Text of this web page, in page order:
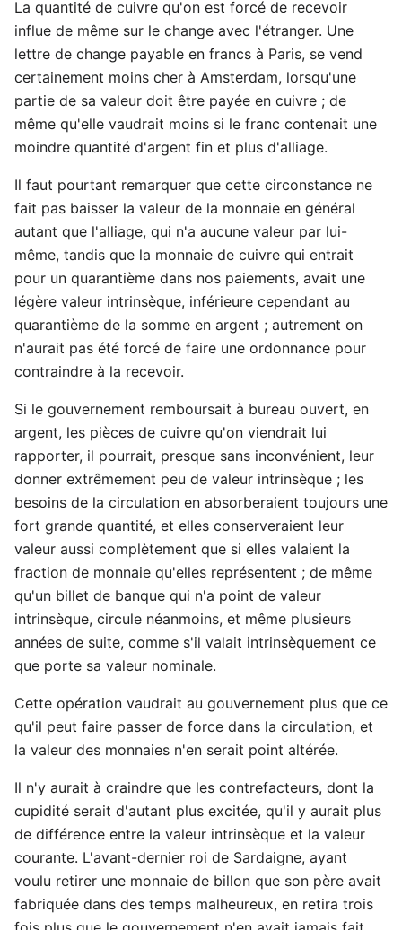
La quantité de cuivre qu'on est forcé de recevoir
influe de même sur le change avec l'étranger. Une
lettre de change payable en francs à Paris, se vend
certainement moins cher à Amsterdam, lorsqu'une
partie de sa valeur doit être payée en cuivre ; de
même qu'elle vaudrait moins si le franc contenait une
moindre quantité d'argent fin et plus d'alliage.
Il faut pourtant remarquer que cette circonstance ne
fait pas baisser la valeur de la monnaie en général
autant que l'alliage, qui n'a aucune valeur par lui-
même, tandis que la monnaie de cuivre qui entrait
pour un quarantième dans nos paiements, avait une
légère valeur intrinsèque, inférieure cependant au
quarantième de la somme en argent ; autrement on
n'aurait pas été forcé de faire une ordonnance pour
contraindre à la recevoir.
Si le gouvernement remboursait à bureau ouvert, en
argent, les pièces de cuivre qu'on viendrait lui
rapporter, il pourrait, presque sans inconvénient, leur
donner extrêmement peu de valeur intrinsèque ; les
besoins de la circulation en absorberaient toujours une
fort grande quantité, et elles conserveraient leur
valeur aussi complètement que si elles valaient la
fraction de monnaie qu'elles représentent ; de même
qu'un billet de banque qui n'a point de valeur
intrinsèque, circule néanmoins, et même plusieurs
années de suite, comme s'il valait intrinsèquement ce
que porte sa valeur nominale.
Cette opération vaudrait au gouvernement plus que ce
qu'il peut faire passer de force dans la circulation, et
la valeur des monnaies n'en serait point altérée.
Il n'y aurait à craindre que les contrefacteurs, dont la
cupidité serait d'autant plus excitée, qu'il y aurait plus
de différence entre la valeur intrinsèque et la valeur
courante. L'avant-dernier roi de Sardaigne, ayant
voulu retirer une monnaie de billon que son père avait
fabriquée dans des temps malheureux, en retira trois